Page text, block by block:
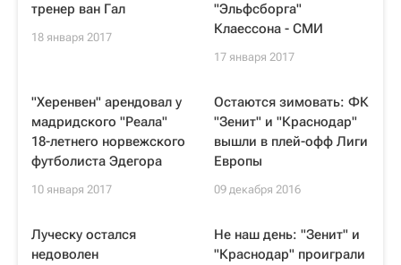
тренер ван Гал
18 января 2017
"Эльфсборга"
Клаессона - СМИ
17 января 2017
"Херенвен" арендовал у
мадридского "Реала"
18-летнего норвежского
футболиста Эдегора
10 января 2017
Остаются зимовать: ФК
"Зенит" и "Краснодар"
вышли в плей-офф Лиги
Европы
09 декабря 2016
Луческу остался
недоволен
Не наш день: "Зенит" и
"Краснодар" проиграли